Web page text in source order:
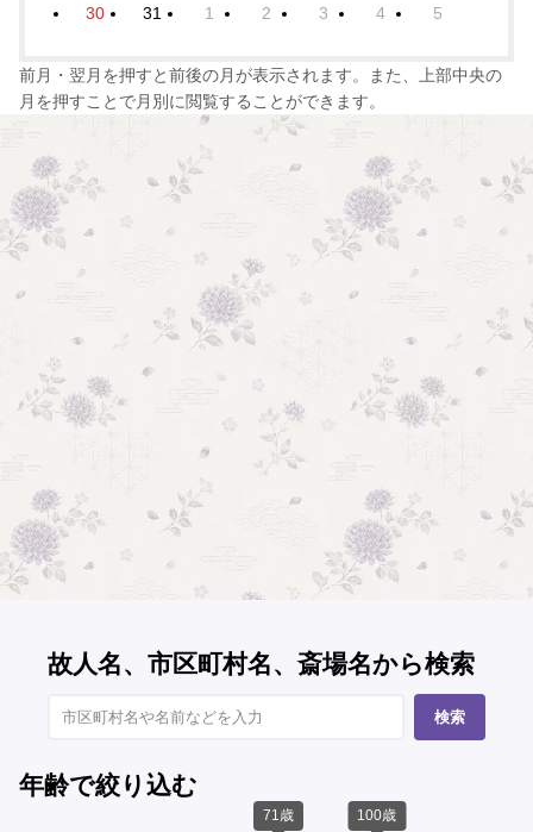
30 31 1 2 3 4 5
前月・翌月を押すと前後の月が表示されます。また、上部中央の
月を押すことで月別に閲覧することができます。
故人名、市区町村名、斎場名から検索
検索
年齢で絞り込む